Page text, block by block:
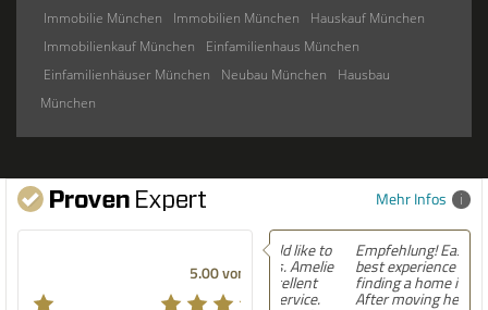
Immobilie München
Immobilien München
Hauskauf München
Immobilienkauf München
Einfamilienhaus München
Einfamilienhäuser München
Neubau München
Hausbau
München
Mehr Infos
Empfehlung! Easily the
best experience Iâ€™ve had
finding a home in Germany.
After moving here,